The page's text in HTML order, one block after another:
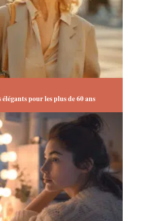
pour les plus de 60 ans